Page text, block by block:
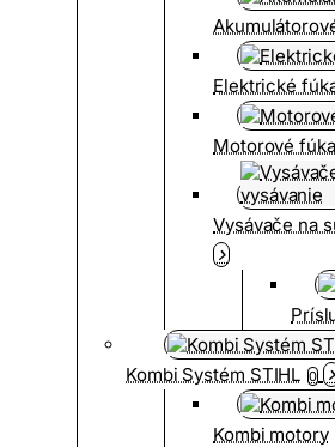
Elektrické
Motorové
Vysávače na
Kombi Systém STIHL 0
Kombi motory